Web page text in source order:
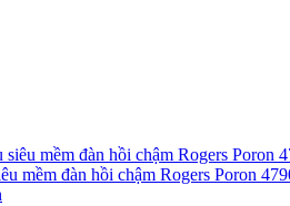
mềm đàn hồi chậm Rogers Poron
mềm đàn hồi chậm Rogers Poron